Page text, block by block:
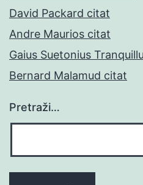
David Packard citat
Andre Maurios citat
Gaius Suetonius
Bernard Malamud citat
Pretraži…